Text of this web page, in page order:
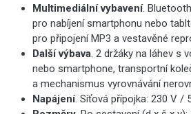
Multimediální vybavení.
pro nabíjení smartphonu nebo
pro připojení MP3 a vestavěné
Další výbava. 2 držáky na láhev s
nebo smartphone, transportní
a mechanismus vyrovnávání
Napájení. Síťová přípojka: 230 V /